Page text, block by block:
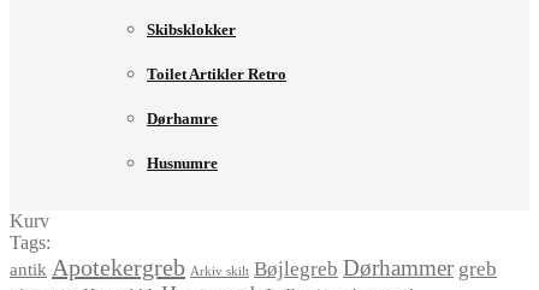
Skibsklokker
Toilet Artikler Retro
Dørhamre
Husnumre
Kurv
Tags:
antik Apotekergreb Arkiv skilt Bøjlegreb Dørhammer greb